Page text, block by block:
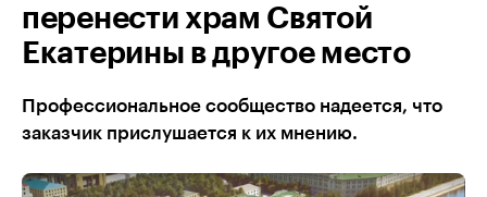
перенести храм Святой
Екатерины в другое место
Профессиональное сообщество надеется, что
заказчик прислушается к их мнению.